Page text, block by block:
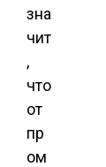
зна
чит
,
что
от
пр
ом